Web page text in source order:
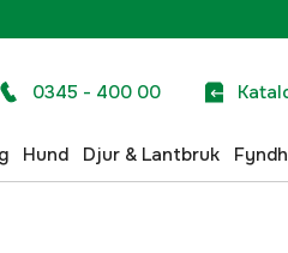
0345 - 400 00
Hund Djur & Lantbruk